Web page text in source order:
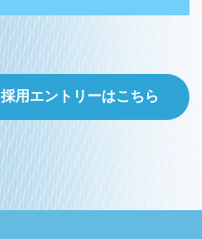
採用エントリーはこちら